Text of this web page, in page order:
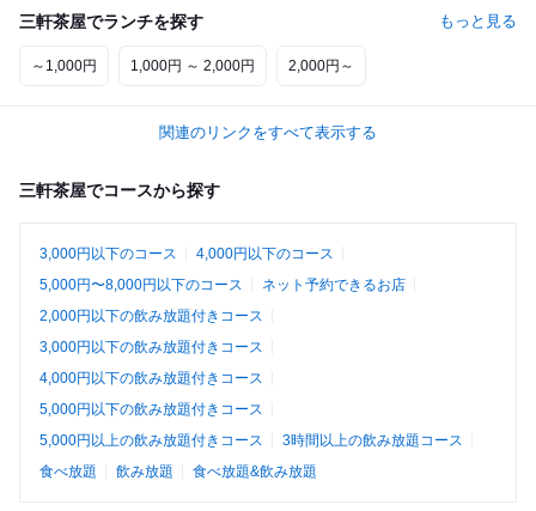
三軒茶屋でランチを探す もっと見る
～1,000円 1,000円 ～ 2,000円 2,000円～
関連のリンクをすべて表示する
三軒茶屋でコースから探す
3,000円以下のコース
4,000円以下のコース
5,000円〜8,000円以下のコース
ネット予約できるお店
2,000円以下の飲み放題付きコース
3,000円以下の飲み放題付きコース
4,000円以下の飲み放題付きコース
5,000円以下の飲み放題付きコース
5,000円以上の飲み放題付きコース
3時間以上の飲み放題コース
食べ放題
飲み放題 食べ放題&飲み放題